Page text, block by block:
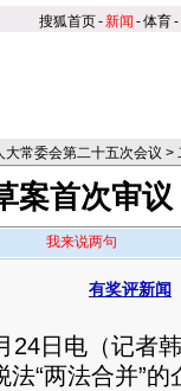
搜狐首页-新闻 -体育-
大常委会第二十五次会议 >
案首次审
我来说两句
有奖评新闻
日电（记者
法“两法合并”